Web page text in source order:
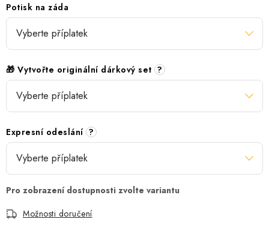
Potisk na záda
🎁 Vytvořte originální dárkový set ?
Expresní odeslání ?
Možnosti doručení